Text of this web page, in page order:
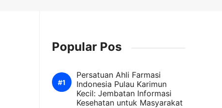
Popular Pos
Persatuan Ahli Farmasi
Indonesia Pulau Karimun
Kecil: Jembatan Informasi
Kesehatan untuk Masyarakat